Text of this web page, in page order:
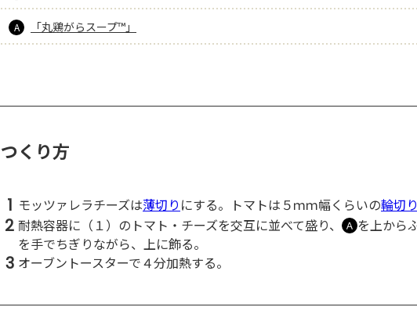
A 「丸鶏がらスープ™」
つくり方
1 モッツァレラチーズは薄切り にする。トマトは５ｍｍ幅くらいの輪切り
2 耐熱容器に（１）のトマト・チーズを交互に並べて盛り、 Ａ を上から
を手でちぎりながら、上に飾る。
3 オーブントースターで４分加熱する。